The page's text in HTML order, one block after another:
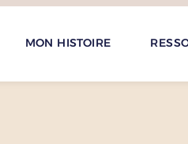
MON HISTOIRE